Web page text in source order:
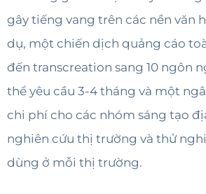
gây tiếng vang trên các nền văn
dụ, một chiến dịch quảng cáo
đến transcreation sang 10 ngôn
thể yêu cầu 3-4 tháng và một
chi phí cho các nhóm sáng tạo
nghiên cứu thị trường và thử
dùng ở mỗi thị trường.